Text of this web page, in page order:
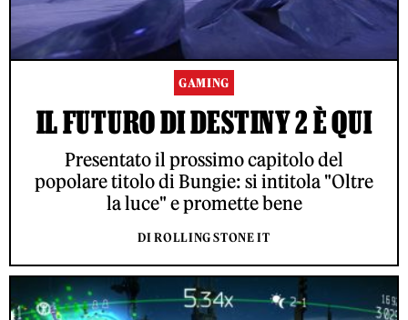
GAMING
IL FUTURO DI DESTINY 2 È QUI
Presentato il prossimo capitolo del
popolare titolo di Bungie: si intitola "Oltre
la luce" e promette bene
DI ROLLING STONE IT